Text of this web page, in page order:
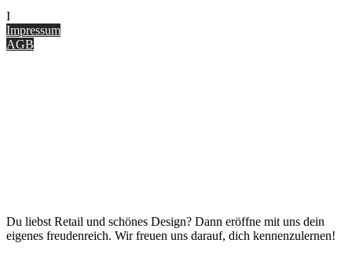
I
Impressum
AGB
Du liebst Retail und schönes Design? Dann eröffne mit uns dein
eigenes freudenreich. Wir freuen uns darauf, dich kennenzulernen!